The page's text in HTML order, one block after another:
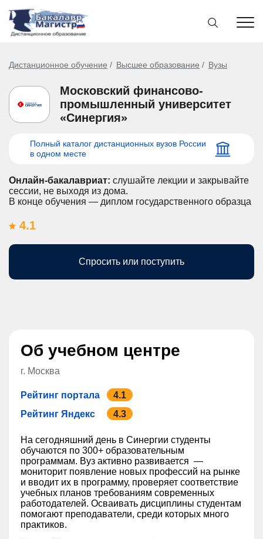
Дистанционное обучение Высшее образование Вузы
Московский финансово-
промышленный университет
«Синергия»
Полный каталог дистанционных вузов России
в одном месте
Онлайн-бакалавриат: слушайте лекции и закрывайте
сессии, не выходя из дома.
В конце обучения — диплом государственного образца
4.1
Спросить или поступить
Об учебном центре
г. Москва
Рейтинг портала
4.1
Рейтинг Яндекс
4.3
На сегодняшний день в ‎Синергии студенты‎
обучаются по 300+ образовательным
программам. Вуз активно развивается —
мониторит появление новых профессий на рынке
и вводит их в программу, проверяет соответствие
учебных планов требованиям современных
работодателей. Осваивать дисциплины студентам
помогают преподаватели, среди которых много
практиков.